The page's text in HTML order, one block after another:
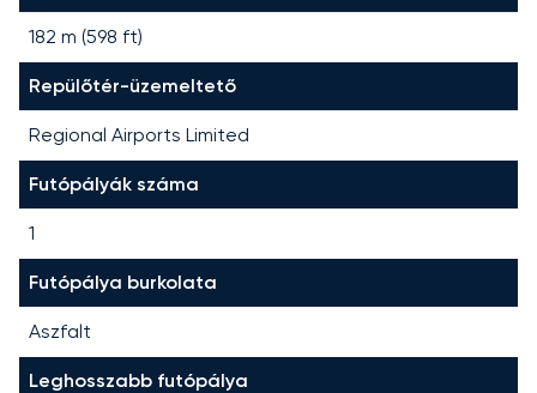
182 m (598 ft)
Repülőtér-üzemeltető
Regional Airports Limited
Futópályák száma
1
Futópálya burkolata
Aszfalt
Leghosszabb futópálya